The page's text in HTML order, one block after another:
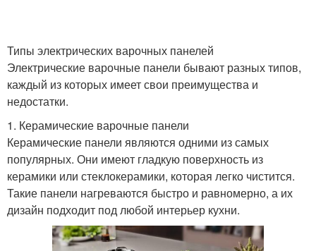
Типы электрических варочных панелей
Электрические варочные панели бывают разных типов,
каждый из которых имеет свои преимущества и
недостатки.
1. Керамические варочные панели
Керамические панели являются одними из самых
популярных. Они имеют гладкую поверхность из
керамики или стеклокерамики, которая легко чистится.
Такие панели нагреваются быстро и равномерно, а их
дизайн подходит под любой интерьер кухни.